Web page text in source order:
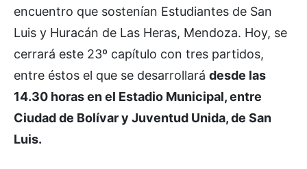
encuentro que sostenían Estudiantes de San
Luis y Huracán de Las Heras, Mendoza. Hoy, se
cerrará este 23º capítulo con tres partidos,
entre éstos el que se desarrollará desde las
14.30 horas en el Estadio Municipal, entre
Ciudad de Bolívar y Juventud Unida, de San
Luis.